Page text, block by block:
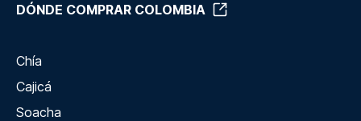
DÓNDE COMPRAR COLOMBIA
Chía
Cajicá
Soacha